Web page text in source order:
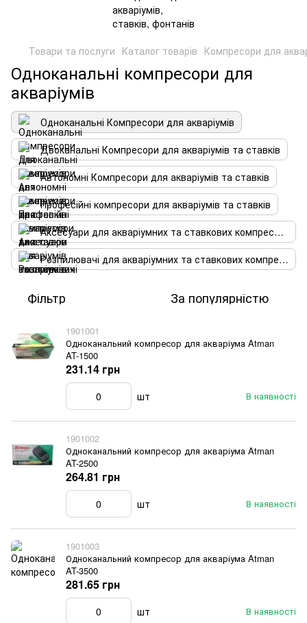
Товари та послуги Каталог товарів Компресори для
Одноканальні компресори для
акваріумів
Одноканальні Компресори для акваріумів
Двоканальні Компресори для акваріумів та ставків
Автономні Компресори для акваріумів та ставків
Професійні компресори для акваріумів та ставків
Аксесуари для акваріумних та ставкових компресорів
Розпилювачі для акваріумних та ставкових компресорів
Фільтр За популярністю
1901001
Одноканальний компресор для акваріума Atman
AT-1500
В наявності
231.14 грн
шт
1901002
Одноканальний компресор для акваріума Atman
AT-2500
В наявності
264.81 грн
шт
1901003
Одноканальний компресор для акваріума Atman
AT-3500
В наявності
281.65 грн
шт